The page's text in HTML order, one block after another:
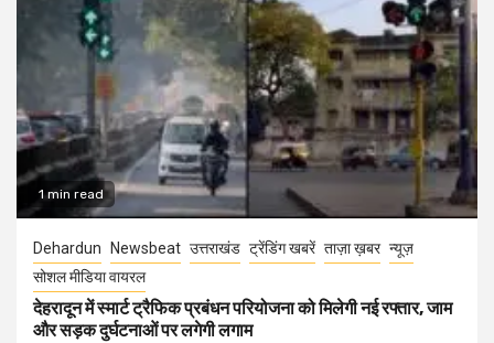
1 min read
Dehardun Newsbeat उत्तराखंड ट्रेंडिंग खबरें ताज़ा ख़बर न्यूज़
सोशल मीडिया वायरल
देहरादून में स्मार्ट ट्रैफिक प्रबंधन परियोजना को मिलेगी नई रफ्तार, जाम
और सड़क दुर्घटनाओं पर लगेगी लगाम